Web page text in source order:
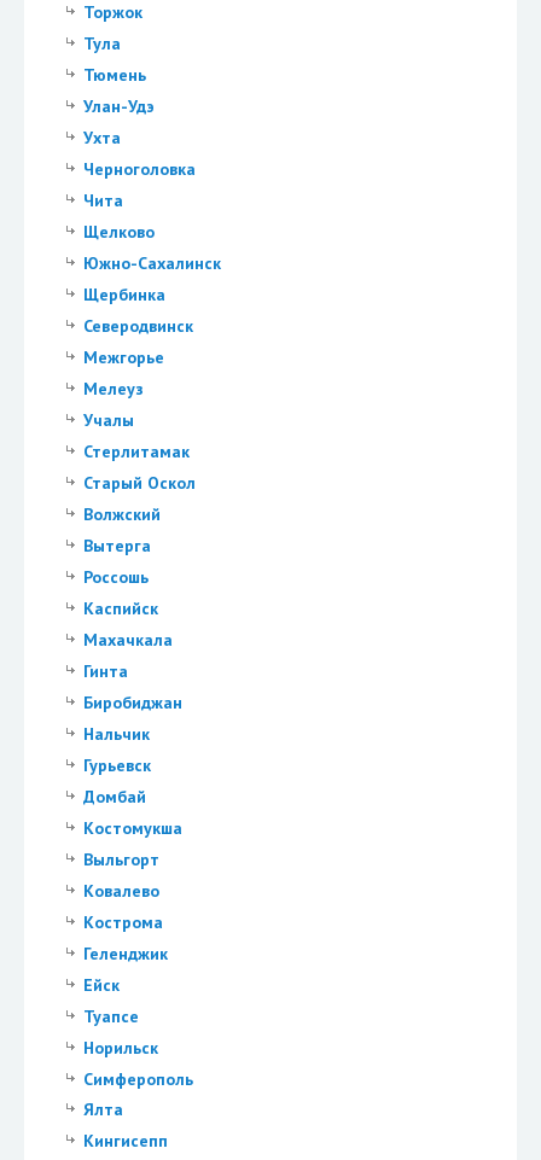
Торжок
Тула
Тюмень
Улан-Удэ
Ухта
Черноголовка
Чита
Щелково
Южно-Сахалинск
Щербинка
Северодвинск
Межгорье
Мелеуз
Учалы
Стерлитамак
Старый Оскол
Волжский
Вытерга
Россошь
Каспийск
Махачкала
Гинта
Биробиджан
Нальчик
Гурьевск
Домбай
Костомукша
Выльгорт
Ковалево
Кострома
Геленджик
Ейск
Туапсе
Норильск
Симферополь
Ялта
Кингисепп